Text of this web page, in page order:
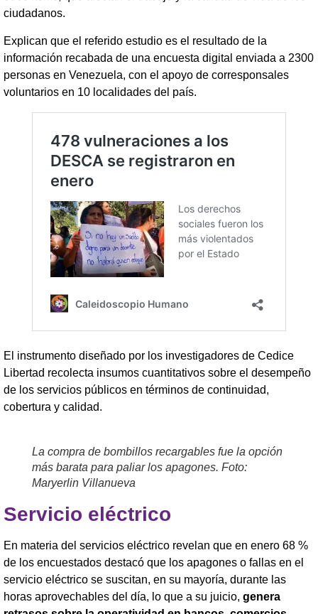
ciudadanos.
Explican que el referido estudio es el resultado de la
información recabada de una encuesta digital enviada a 2300
personas en Venezuela, con el apoyo de corresponsales
voluntarios en 10 localidades del país.
El instrumento diseñado por los investigadores de Cedice
Libertad recolecta insumos cuantitativos sobre el desempeño
de los servicios públicos en términos de continuidad,
cobertura y calidad.
La compra de bombillos recargables fue la opción
más barata para paliar los apagones. Foto:
Maryerlin Villanueva
Servicio eléctrico
En materia del servicios eléctrico revelan que en enero 68 %
de los encuestados destacó que los apagones o fallas en el
servicio eléctrico se suscitan, en su mayoría, durante las
horas aprovechables del día, lo que a su juicio, genera